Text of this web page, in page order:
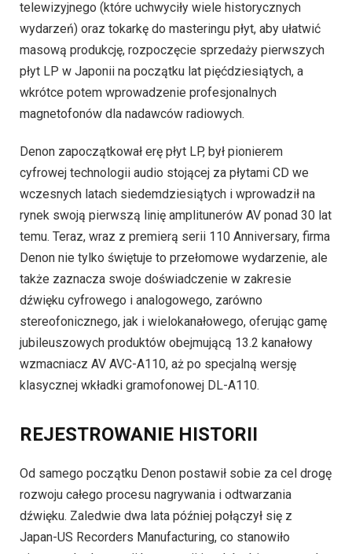
telewizyjnego (które uchwyciły wiele historycznych
wydarzeń) oraz tokarkę do masteringu płyt, aby ułatwić
masową produkcję, rozpoczęcie sprzedaży pierwszych
płyt LP w Japonii na początku lat pięćdziesiątych, a
wkrótce potem wprowadzenie profesjonalnych
magnetofonów dla nadawców radiowych.
Denon zapoczątkował erę płyt LP, był pionierem
cyfrowej technologii audio stojącej za płytami CD we
wczesnych latach siedemdziesiątych i wprowadził na
rynek swoją pierwszą linię amplitunerów AV ponad 30 lat
temu. Teraz, wraz z premierą serii 110 Anniversary, firma
Denon nie tylko świętuje to przełomowe wydarzenie, ale
także zaznacza swoje doświadczenie w zakresie
dźwięku cyfrowego i analogowego, zarówno
stereofonicznego, jak i wielokanałowego, oferując gamę
jubileuszowych produktów obejmującą 13.2 kanałowy
wzmacniacz AV AVC-A110, aż po specjalną wersję
klasycznej wkładki gramofonowej DL-A110.
REJESTROWANIE HISTORII
Od samego początku Denon postawił sobie za cel drogę
rozwoju całego procesu nagrywania i odtwarzania
dźwięku. Zaledwie dwa lata później połączył się z
Japan-US Recorders Manufacturing, co stanowiło